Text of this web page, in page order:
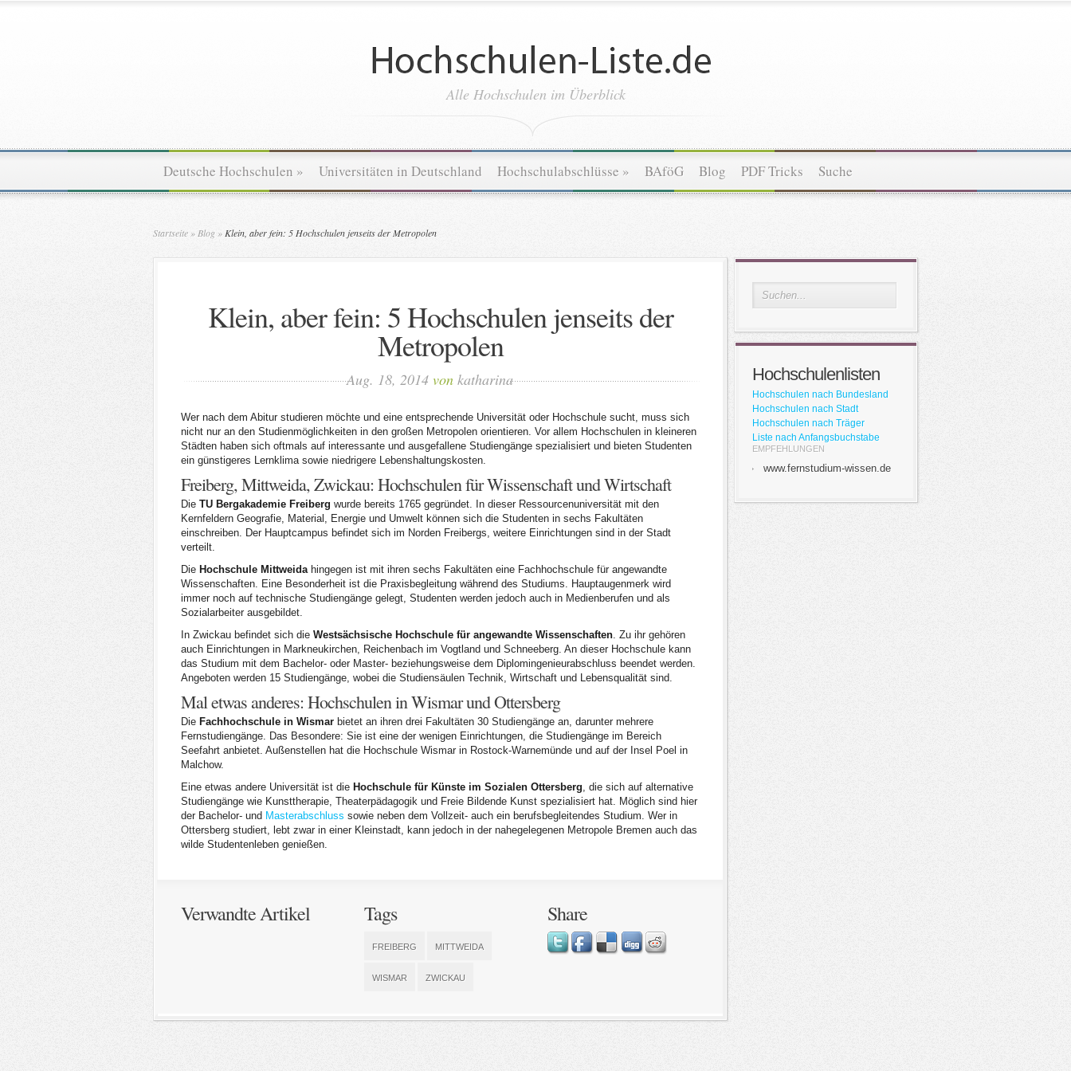
Alle Hochschulen im Überblick
Deutsche Hochschulen » Universitäten in Deutschland Hochschulabschlüsse » BAföG Blog PDF Tricks Suche
Startseite » Blog » Klein, aber fein: 5 Hochschulen jenseits der Metropolen
Klein, aber fein: 5 Hochschulen jenseits der
Metropolen
Aug. 18, 2014 von katharina
Wer nach dem Abitur studieren möchte und eine entsprechende Universität oder Hochschule sucht, muss sich
nicht nur an den Studienmöglichkeiten in den großen Metropolen orientieren. Vor allem Hochschulen in kleineren
Städten haben sich oftmals auf interessante und ausgefallene Studiengänge spezialisiert und bieten Studenten
ein günstigeres Lernklima sowie niedrigere Lebenshaltungskosten.
Freiberg, Mittweida, Zwickau: Hochschulen für Wissenschaft und Wirtschaft
Die TU Bergakademie Freiberg wurde bereits 1765 gegründet. In dieser Ressourcenuniversität mit den
Kernfeldern Geografie, Material, Energie und Umwelt können sich die Studenten in sechs Fakultäten
einschreiben. Der Hauptcampus befindet sich im Norden Freibergs, weitere Einrichtungen sind in der Stadt
verteilt.
Die Hochschule Mittweidahingegen ist mit ihren sechs Fakultäten eine Fachhochschule für angewandte
Wissenschaften. Eine Besonderheit ist die Praxisbegleitung während des Studiums. Hauptaugenmerk wird
immer noch auf technische Studiengänge gelegt, Studenten werden jedoch auch in Medienberufen und als
Sozialarbeiter ausgebildet.
In Zwickau befindet sich die Westsächsische Hochschule für angewandte Wissenschaften. Zu ihr gehören
auch Einrichtungen in Markneukirchen, Reichenbach im Vogtland und Schneeberg. An dieser Hochschule kann
das Studium mit dem Bachelor- oder Master- beziehungsweise dem Diplomingenieurabschluss beendet werden.
Angeboten werden 15 Studiengänge, wobei die Studiensäulen Technik, Wirtschaft und Lebensqualität sind.
Mal etwas anderes: Hochschulen in Wismar und Ottersberg
Die Fachhochschule in Wismar bietet an ihren drei Fakultäten 30 Studiengänge an, darunter mehrere
Fernstudiengänge. Das Besondere: Sie ist eine der wenigen Einrichtungen, die Studiengänge im Bereich
Seefahrt anbietet. Außenstellen hat die Hochschule Wismar in Rostock-Warnemünde und auf der Insel Poel in
Malchow.
Eine etwas andere Universität ist die Hochschule für Künste im Sozialen Ottersberg, die sich auf alternative
Studiengänge wie Kunsttherapie, Theaterpädagogik und Freie Bildende Kunst spezialisiert hat. Möglich sind hier
der Bachelor- und Masterabschluss sowie neben dem Vollzeit- auch ein berufsbegleitendes Studium. Wer in
Ottersberg studiert, lebt zwar in einer Kleinstadt, kann jedoch in der nahegelegenen Metropole Bremen auch das
wilde Studentenleben genießen.
Verwandte Artikel Tags
FREIBERG MITTWEIDA
WISMAR ZWICKAU
Share
Hochschulenlisten
Hochschulen nach Bundesland
Hochschulen nach Stadt
Hochschulen nach Träger
Liste nach Anfangsbuchstabe
EMPFEHLUNGEN
www.fernstudium-wissen.de